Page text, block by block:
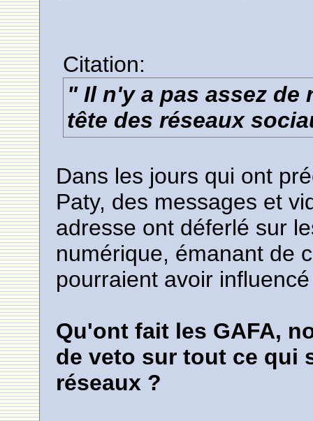
Citation:
" Il n'y a pas assez
tête des réseaux
Dans les jours qui ont
Paty, des messages et
adresse ont déferlé sur
numérique, émanant de
pourraient avoir
Qu'ont fait les GAFA,
de veto sur tout ce qui
réseaux ?